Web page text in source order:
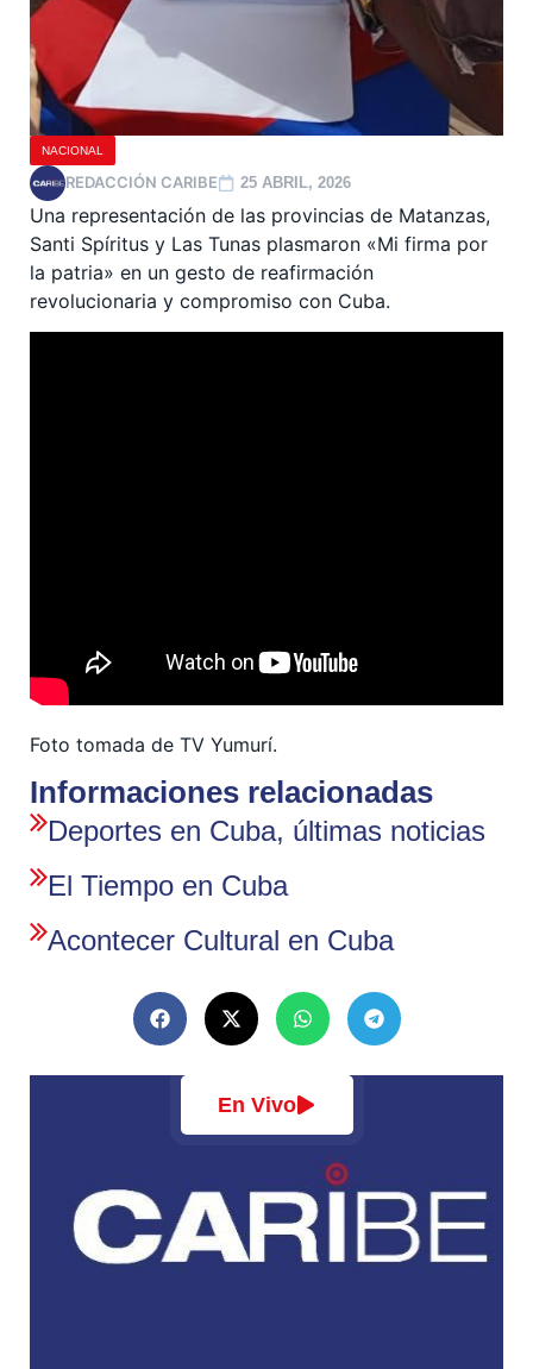
NACIONAL
REDACCIÓN CARIBE 25 ABRIL, 2026
Una representación de las provincias de Matanzas,
Santi Spíritus y Las Tunas plasmaron «Mi firma por
la patria» en un gesto de reafirmación
revolucionaria y compromiso con Cuba.
Foto tomada de TV Yumurí.
Informaciones relacionadas
Deportes en Cuba, últimas noticias
El Tiempo en Cuba
Acontecer Cultural en Cuba
En Vivo